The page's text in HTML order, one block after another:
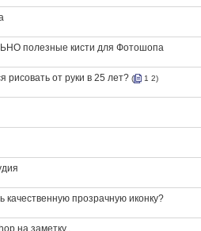
полезные кисти для Фотошопа
рисовать от руки в 25 лет? ( 1 2)
качественную прозрачную иконку?
на заметку..